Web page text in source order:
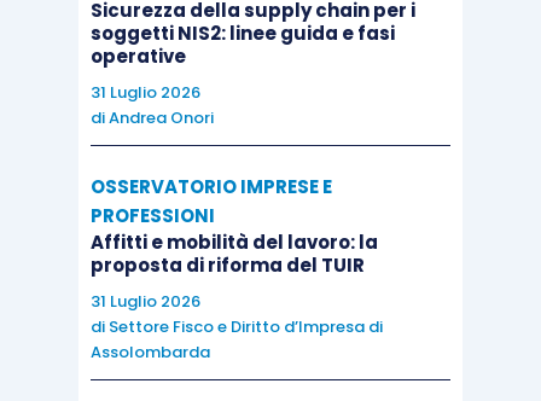
quanto l’obbligazione assunta da parte cedente
non sarebbe una attività oggettivamente
connessa a quella professionale.
deducibile, in aderenza al principio di cassa,
nell’esercizio in cui viene effettivamente
sostenuto.
Sicurezza della supply chain per i
soggetti NIS2: linee guida e fasi
operative
31 Luglio 2026
diAndrea Onori
OSSERVATORIO IMPRESE E
PROFESSIONI
Affitti e mobilità del lavoro: la
proposta di riforma del TUIR
31 Luglio 2026
di Settore Fisco e Diritto d’Impresa di
Assolombarda